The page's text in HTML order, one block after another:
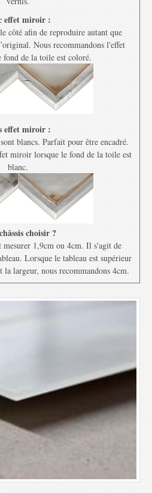
effet miroir :
côté afin de reproduire autant que
Nous recommandons l'effet
de la toile est coloré.
effet miroir :
blancs. Parfait pour être encadré.
miroir lorsque le fond de la toile est
blanc.
choisir ?
mesurer 1,9cm ou 4cm. Il s'agit de
Lorsque le tableau est supérieur
la largeur, nous recommandons 4cm.